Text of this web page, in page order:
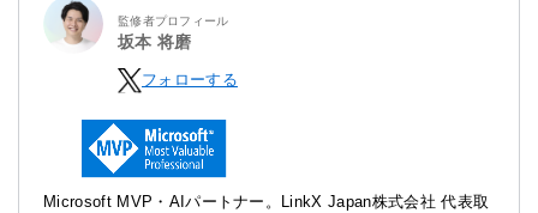
監修者プロフィール
坂本 将磨
フォローする
Microsoft MVP・AIパートナー。LinkX Japan株式会社 代表取